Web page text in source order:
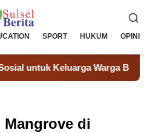
SPORT HUKUM OPINI
Warga Binaan
Mangrove di